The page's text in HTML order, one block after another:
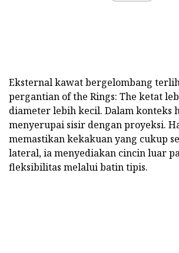
Eksternal kawat bergelombang
pergantian of the Rings: The ketat
diameter lebih kecil. Dalam konteks
menyerupai sisir dengan proyeksi.
memastikan kekakuan yang cukup
lateral, ia menyediakan cincin luar
fleksibilitas melalui batin tipis.